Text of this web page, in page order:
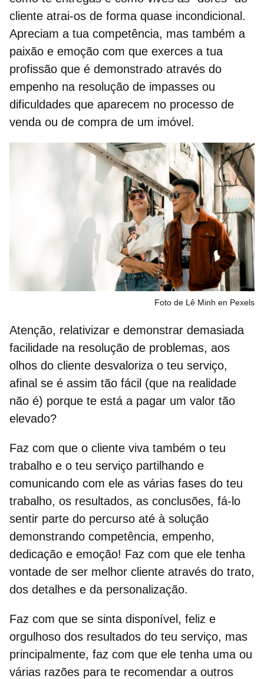
cliente atrai-os de forma quase incondicional.
Apreciam a tua competência, mas também a
paixão e emoção com que exerces a tua
profissão que é demonstrado através do
empenho na resolução de impasses ou
dificuldades que aparecem no processo de
venda ou de compra de um imóvel.
Foto de Lê Minh en Pexels
Atenção, relativizar e demonstrar demasiada
facilidade na resolução de problemas, aos
olhos do cliente desvaloriza o teu serviço,
afinal se é assim tão fácil (que na realidade
não é) porque te está a pagar um valor tão
elevado?
Faz com que o cliente viva também o teu
trabalho e o teu serviço partilhando e
comunicando com ele as várias fases do teu
trabalho, os resultados, as conclusões, fá-lo
sentir parte do percurso até à solução
demonstrando competência, empenho,
dedicação e emoção! Faz com que ele tenha
vontade de ser melhor cliente através do trato,
dos detalhes e da personalização.
Faz com que se sinta disponível, feliz e
orgulhoso dos resultados do teu serviço, mas
principalmente, faz com que ele tenha uma ou
várias razões para te recomendar a outros